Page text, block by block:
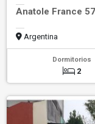
Anatole France
Argentina
Dormitorios
2